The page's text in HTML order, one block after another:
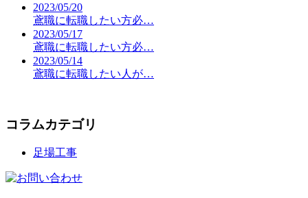
2023/05/20
鳶職に転職したい方必…
2023/05/17
鳶職に転職したい方必…
2023/05/14
鳶職に転職したい人が…
コラムカテゴリ
足場工事